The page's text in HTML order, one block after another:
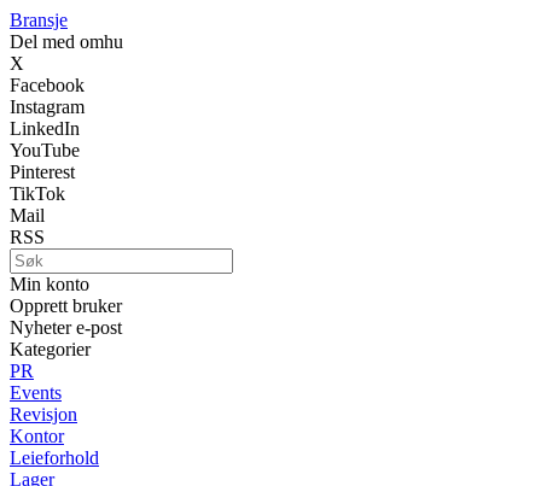
Bransje
Del med omhu
X
Facebook
Instagram
LinkedIn
YouTube
Pinterest
TikTok
Mail
RSS
Min konto
Opprett bruker
Nyheter e-post
Kategorier
PR
Events
Revisjon
Kontor
Leieforhold
Lager